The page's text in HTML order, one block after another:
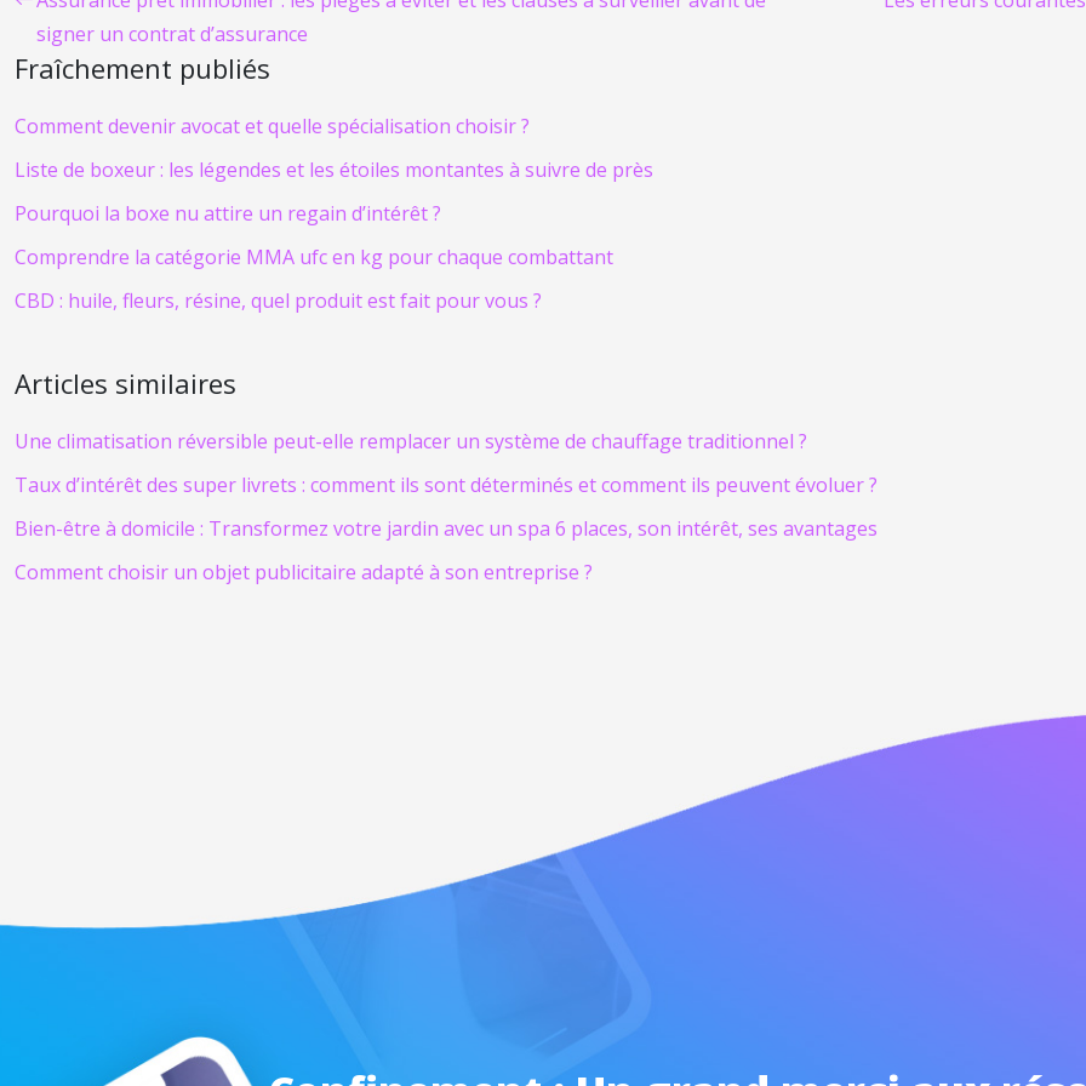
signer un contrat d’assurance
Fraîchement publiés
Comment devenir avocat et quelle spécialisation choisir ?
Liste de boxeur : les légendes et les étoiles montantes à suivre de près
Pourquoi la boxe nu attire un regain d’intérêt ?
Comprendre la catégorie MMA ufc en kg pour chaque combattant
CBD : huile, fleurs, résine, quel produit est fait pour vous ?
Articles similaires
Une climatisation réversible peut-elle remplacer un système de chauffage traditionnel ?
Taux d’intérêt des super livrets : comment ils sont déterminés et comment ils peuvent évoluer ?
Bien-être à domicile : Transformez votre jardin avec un spa 6 places, son intérêt, ses avantages
Comment choisir un objet publicitaire adapté à son entreprise ?